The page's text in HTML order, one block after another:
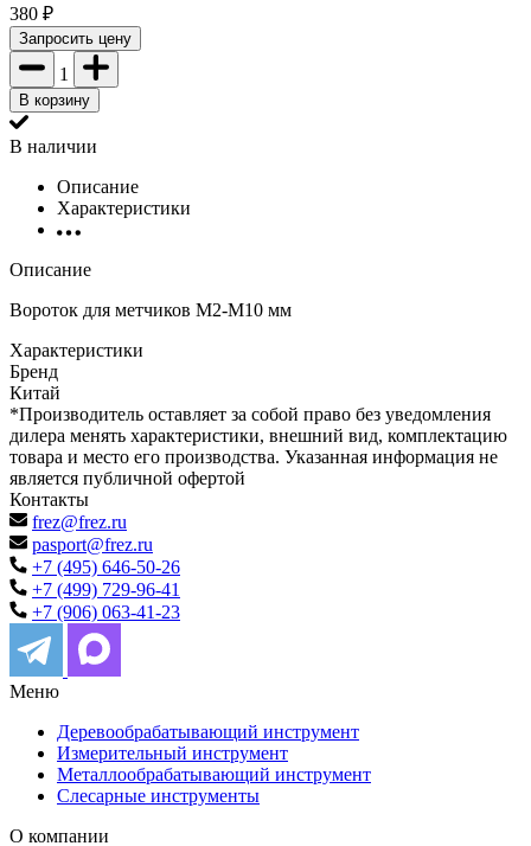
380 ₽
Запросить цену
1
В корзину
В наличии
Описание
Характеристики
Описание
Вороток для метчиков М2-М10 мм
Характеристики
Бренд
Китай
*Производитель оставляет за собой право без уведомления
дилера менять характеристики, внешний вид, комплектацию
товара и место его производства. Указанная информация не
является публичной офертой
Контакты
frez@frez.ru
pasport@frez.ru
+7 (495) 646-50-26
+7 (499) 729-96-41
+7 (906) 063-41-23
Меню
Деревообрабатывающий инструмент
Измерительный инструмент
Металлообрабатывающий инструмент
Слесарные инструменты
О компании